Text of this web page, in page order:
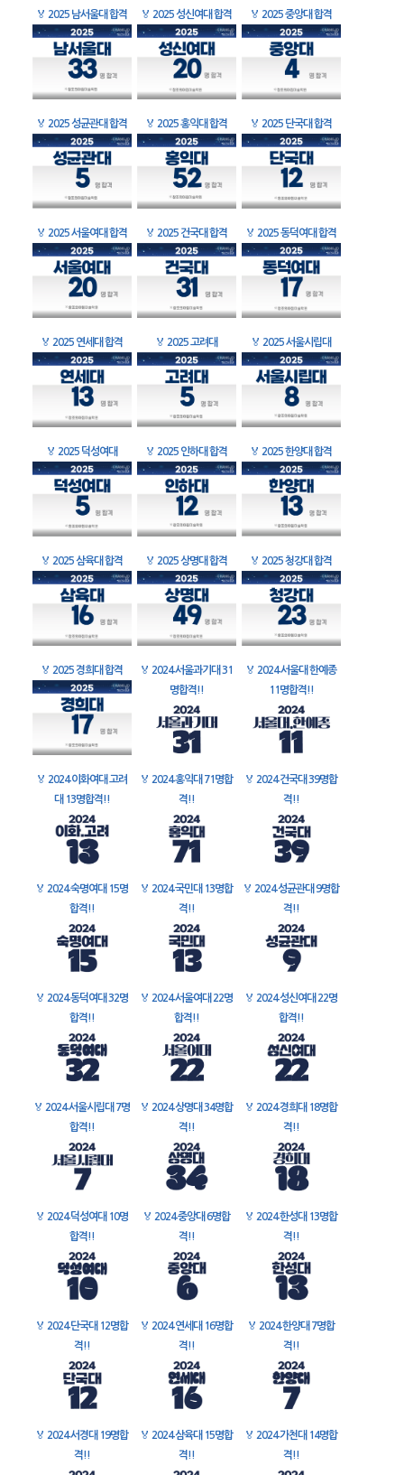
🏅 2025 남서울대 합격 🏅 2025 성신여대 합격 🏅 2025 중앙대 합격
🏅 2025 성균관대 합격 🏅 2025 홍익대 합격 🏅 2025 단국대 합격
🏅 2025 서울여대 합격 🏅 2025 건국대 합격 🏅 2025 동덕여대 합격
🏅 2025 연세대 합격 🏅 2025 고려대 🏅 2025 서울시립대
🏅 2025 덕성여대 🏅 2025 인하대 합격 🏅 2025 한양대 합격
🏅 2025 삼육대 합격 🏅 2025 상명대 합격 🏅 2025 청강대 합격
🏅 2025 경희대 합격 🏅 2024 서울과기대 31
명합격!!
🏅 2024 서울대 한예종
11명합격!!
🏅 2024 이화여대 고려
대 13명합격!!
🏅 2024 홍익대 71명합
격!!
🏅 2024 건국대 39명합
격!!
🏅 2024 숙명여대 15명
합격!!
🏅 2024 국민대 13명합
격!!
🏅 2024 성균관대 9명합
격!!
🏅 2024 동덕여대 32명
합격!!
🏅 2024 서울여대 22명
합격!!
🏅 2024 성신여대 22명
합격!!
🏅 2024 서울시립대 7명
합격!!
🏅 2024 상명대 34명합
격!!
🏅 2024 경희대 18명합
격!!
🏅 2024 덕성여대 10명
합격!!
🏅 2024 중앙대 6명합
격!!
🏅 2024 한성대 13명합
격!!
🏅 2024 단국대 12명합
격!!
🏅 2024 연세대 16명합
격!!
🏅 2024 한양대 7명합
격!!
🏅 2024 서경대 19명합
격!!
🏅 2024 삼육대 15명합
격!!
🏅 2024 가천대 14명합
격!!